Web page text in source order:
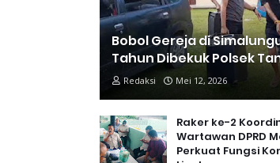
Bobol Gereja di
Tahun Dibekuk Polsek
Redaksi Mei 12, 2026
Raker ke-2
Wartawan DPRD
Perkuat Fungsi